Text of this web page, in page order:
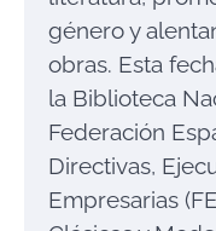
género y
obras. Esta
la Biblioteca
Federación
Directivas,
Empresarias